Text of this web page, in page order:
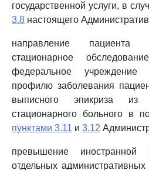
государственной услуги, в
3.8 настоящего
направление пациента
стационарное
федеральное учреждение
профилю заболевания
выписного эпикриза из
стационарного больного в
пунктами 3.11 и 3.12
превышение иностранной
отдельных